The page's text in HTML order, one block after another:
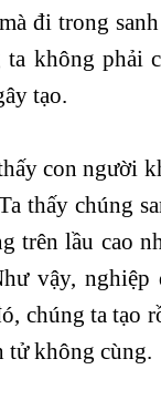
đi trong
không phải
tạo.
con người
thấy chúng
trên lầu cao
vậy,
chúng ta tạo
tử không cùng.